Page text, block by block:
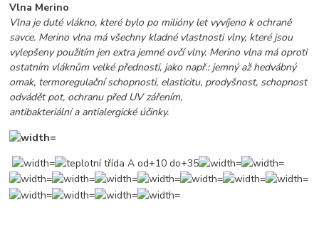
Vlna Merino
Vlna je duté vlákno, které bylo po milióny let vyvíjeno k ochraně
savce. Merino vlna má všechny kladné vlastnosti vlny, které jsou
vylepšeny použitím jen extra jemné ovčí vlny. Merino vlna má oproti
ostatním vláknům velké přednosti, jako např.: jemný až hedvábný
omak, termoregulační schopnosti, elasticitu, prodyšnost, schopnost
odvádět pot, ochranu před UV zářením,
antibakteriální a antialergické účinky.